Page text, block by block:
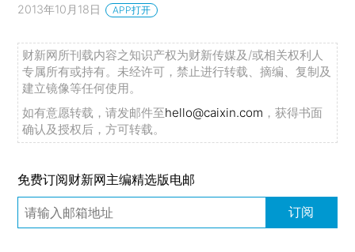
2013年10月18日 APP打开
财新网所刊载内容之知识产权为财新传媒及/或相关权利人
专属所有或持有。未经许可，禁止进行转载、摘编、复制及
建立镜像等任何使用。
如有意愿转载，请发邮件至hello@caixin.com ，获得书面
确认及授权后，方可转载。
免费订阅财新网主编精选版电邮
订阅